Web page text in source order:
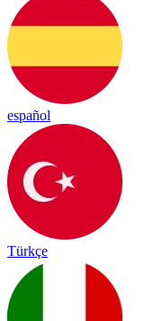
español
Türkçe